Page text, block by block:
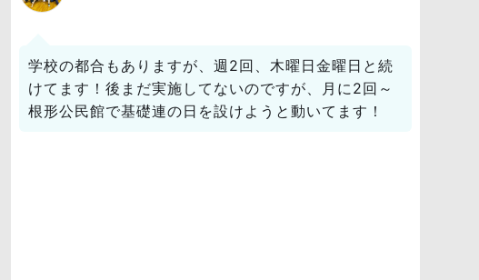
学校の都合もありますが、週2回、木曜日金曜日と続
けてます！後まだ実施してないのですが、月に2回～
根形公民館で基礎連の日を設けようと動いてます！